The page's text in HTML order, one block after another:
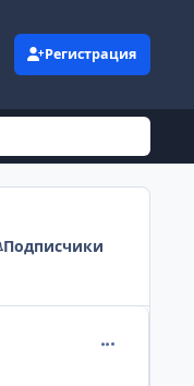
Регистрация
Подписчики